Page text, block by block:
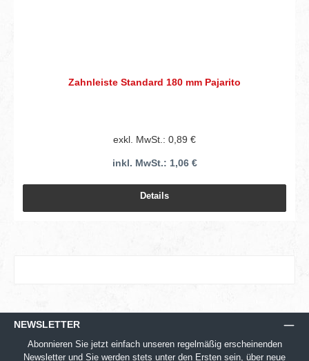
Zahnleiste Standard 180 mm Pajarito
exkl. MwSt.: 0,89 €
inkl. MwSt.: 1,06 €
Details
NEWSLETTER
Abonnieren Sie jetzt einfach unseren regelmäßig erscheinenden
Newsletter und Sie werden stets unter den Ersten sein, über neue